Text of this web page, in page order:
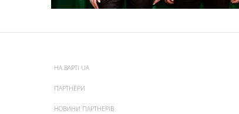
НА ВАРТІ UA
ПАРТНЕРИ
НОВИНИ ПАРТНЕРІВ